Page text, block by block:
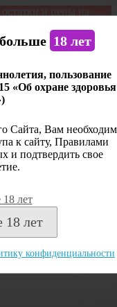
и цены на
продажа не
18 лет
пользование
«Об охране здоровья
Сайта, Вам
к сайту, Правилами
и подтвердить свое
лет
18 лет
конфиденциальности